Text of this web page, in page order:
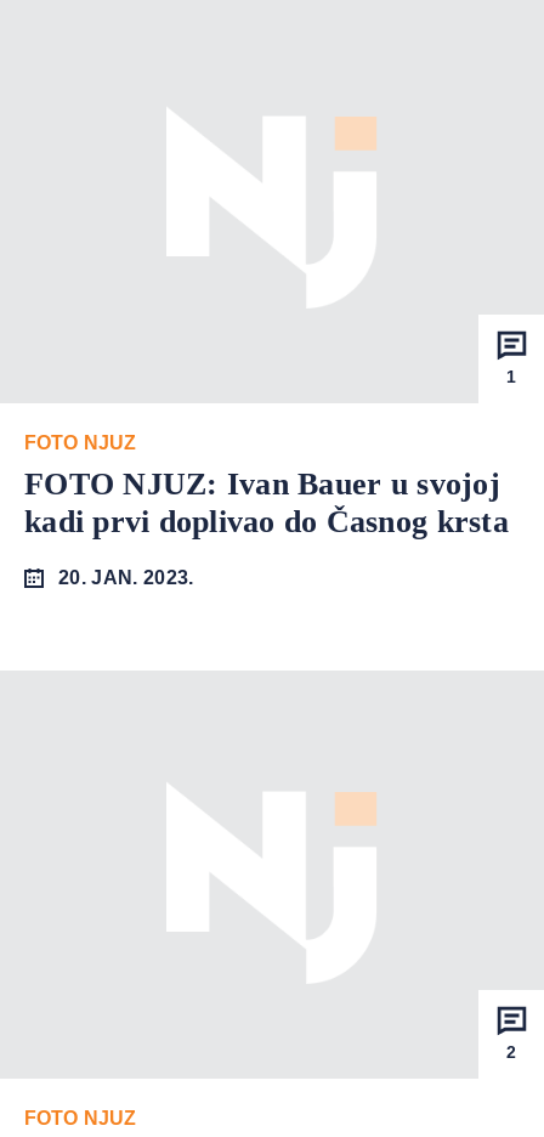
1
FOTO NJUZ
FOTO NJUZ: Ivan Bauer u svojoj
kadi prvi doplivao do Časnog krsta
20. JAN. 2023.
2
FOTO NJUZ